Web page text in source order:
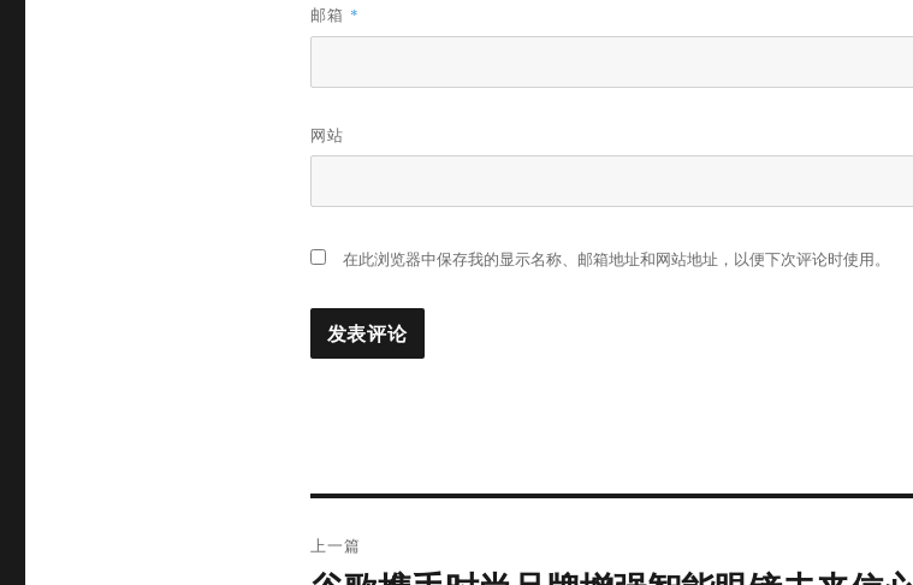
邮箱 *
网站
在此浏览器中保存我的显示名称、邮箱地址和网站地址，以便下次评论时使用。
章
上一篇